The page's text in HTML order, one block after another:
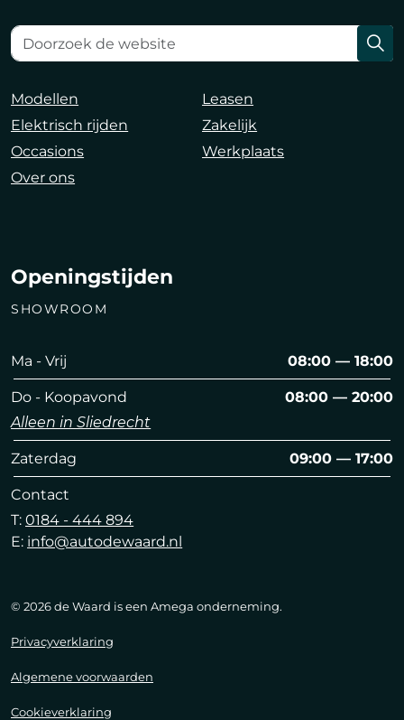
Modellen
Leasen
Elektrisch rijden
Zakelijk
Occasions
Werkplaats
Over ons
Openingstijden
SHOWROOM
Ma - Vrij 08:00 — 18:00
Do - Koopavond
08:00 — 20:00
Alleen in Sliedrecht
Zaterdag 09:00 — 17:00
Contact
T:0184 - 444 894
E: info@autodewaard.nl
© 2026 de Waard is een Amega onderneming.
Privacyverklaring
Algemene voorwaarden
Cookieverklaring